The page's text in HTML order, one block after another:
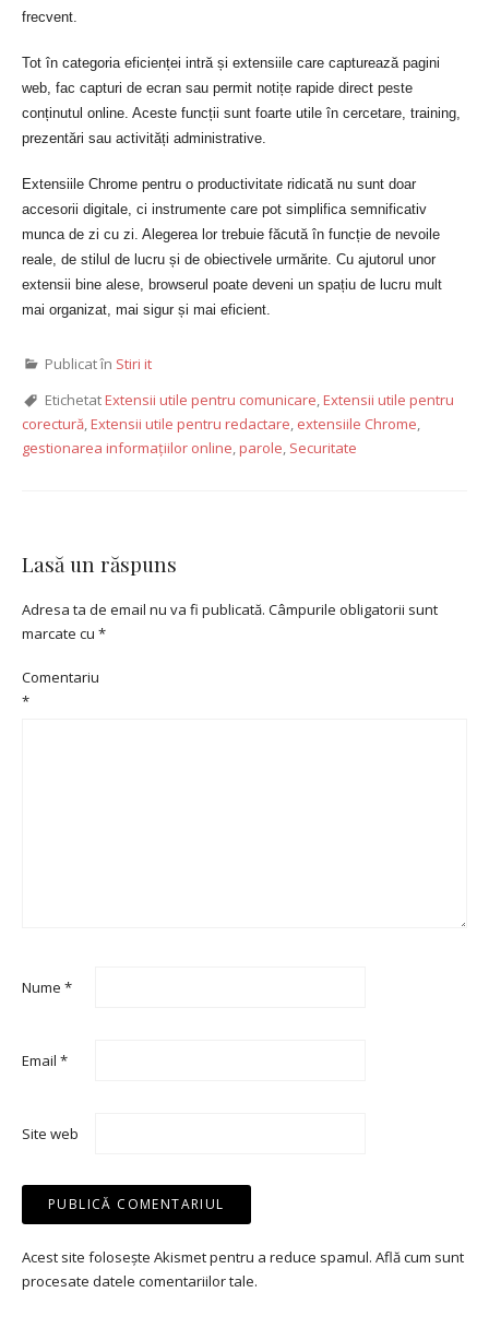
frecvent.
Tot în categoria eficienței intră și extensiile care capturează pagini
web, fac capturi de ecran sau permit notițe rapide direct peste
conținutul online. Aceste funcții sunt foarte utile în cercetare, training,
prezentări sau activități administrative.
Extensiile Chrome pentru o productivitate ridicată nu sunt doar
accesorii digitale, ci instrumente care pot simplifica semnificativ
munca de zi cu zi. Alegerea lor trebuie făcută în funcție de nevoile
reale, de stilul de lucru și de obiectivele urmărite. Cu ajutorul unor
extensii bine alese, browserul poate deveni un spațiu de lucru mult
mai organizat, mai sigur și mai eficient.
Publicat în Stiri it
EtichetatExtensii utile pentru comunicare Extensii utile pentru
corectură Extensii utile pentru redactare extensiile Chrome
gestionarea informațiilor online parole Securitate
Lasă un răspuns
Adresa ta de email nu va fi publicată. Câmpurile obligatorii sunt
marcate cu *
Comentariu
*
Nume *
Email *
Site web
Acest site folosește Akismet pentru a reduce spamul. Află cum sunt
procesate datele comentariilor tale.